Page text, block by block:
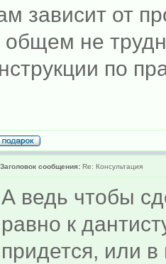
зависит от
общем не
по
Заголовок сообщения: Re: Консультация
А ведь чтобы
равно к
придется, или